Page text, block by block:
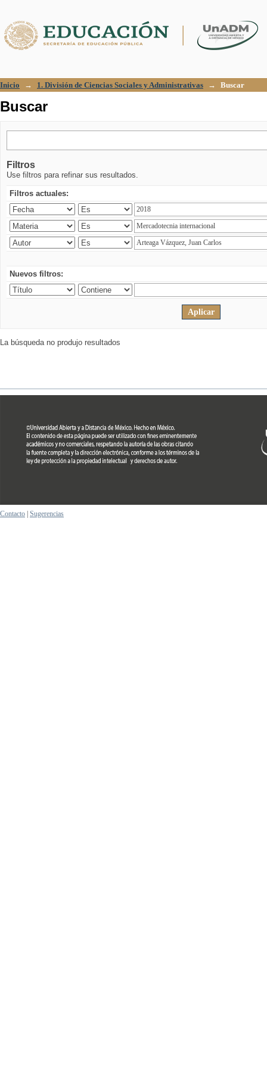
Inicio → 1. División de Ciencias Sociales y Administrativas → Buscar
Buscar
Filtros
Use filtros para refinar sus resultados.
Filtros actuales:
Nuevos filtros:
La búsqueda no produjo resultados
Contacto Sugerencias